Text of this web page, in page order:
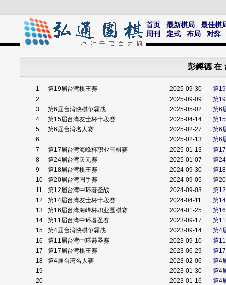
首页 最新棋局
最佳棋
周刊
定式 布局 对弈
彭鐏德 在
1 第19届台湾棋王赛 2025-09-30
第
2
2025-09-09
第
3
第6届台湾快棋争霸战 2025-05-02
第6
4
第15届台湾友士杯十段赛 2025-04-14
第
5
第6届台湾名人赛 2025-02-27
第6
6
2025-02-13
第6
7
第17届台湾海峰杯职业围棋赛 2025-01-13
第
8
第24届台湾天元赛 2025-01-07
第
9
第18届台湾棋王赛 2024-09-30
第
10
第20届台湾国手赛 2024-09-05
第
11
第12届台湾中环碁圣战 2024-09-03
第
12
第14届台湾友士杯十段赛 2024-04-11
第
13
第16届台湾海峰杯职业围棋赛 2024-01-25
第
14
第11届台湾中环碁圣赛 2023-09-17
第
15
第4届台湾快棋争霸战 2023-09-14
第4
16
第11届台湾中环碁圣赛 2023-09-10
第
17
第17届台湾棋王赛 2023-06-29
第
18
第4届台湾名人赛 2023-02-06
第4
19
2023-01-30
第4
20
2023-01-16
第4